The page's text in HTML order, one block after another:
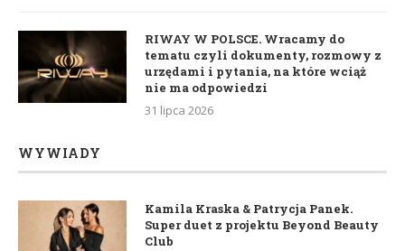
RIWAY W POLSCE. Wracamy do
tematu czyli dokumenty, rozmowy z
urzędami i pytania, na które wciąż
nie ma odpowiedzi
31 lipca 2026
WYWIADY
Kamila Kraska & Patrycja Panek.
Super duet z projektu Beyond Beauty
Club